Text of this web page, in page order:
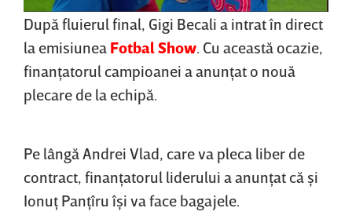
După fluierul final, Gigi Becali a intrat în direct
la emisiunea Fotbal Show. Cu această ocazie,
finanţatorul campioanei a anunţat o nouă
plecare de la echipă.
Pe lângă Andrei Vlad, care va pleca liber de
contract, finanţatorul liderului a anunţat că şi
Ionuţ Panţîru îşi va face bagajele.